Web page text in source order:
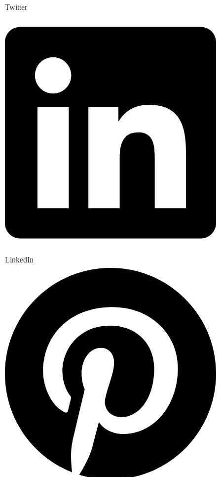
Twitter
LinkedIn